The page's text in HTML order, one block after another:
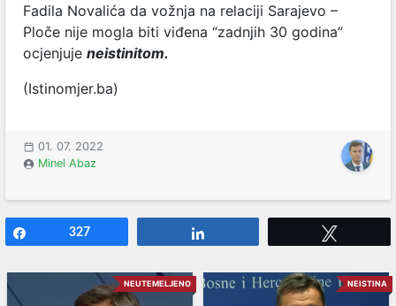
Fadila Novalića da vožnja na relaciji Sarajevo –
Ploče nije mogla biti viđena “zadnjih 30 godina”
ocjenjuje neistinitom.
(Istinomjer.ba)
01. 07. 2022
Minel Abaz
327
NEUTEMELJENO NEISTINA